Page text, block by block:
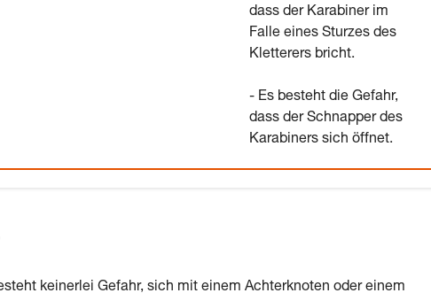
dass der Karabiner im
Falle eines Sturzes des
Kletterers bricht.
- Es besteht die Gefahr,
dass der Schnapper des
Karabiners sich öffnet.
keinerlei Gefahr, sich mit einem Achterknoten oder einem